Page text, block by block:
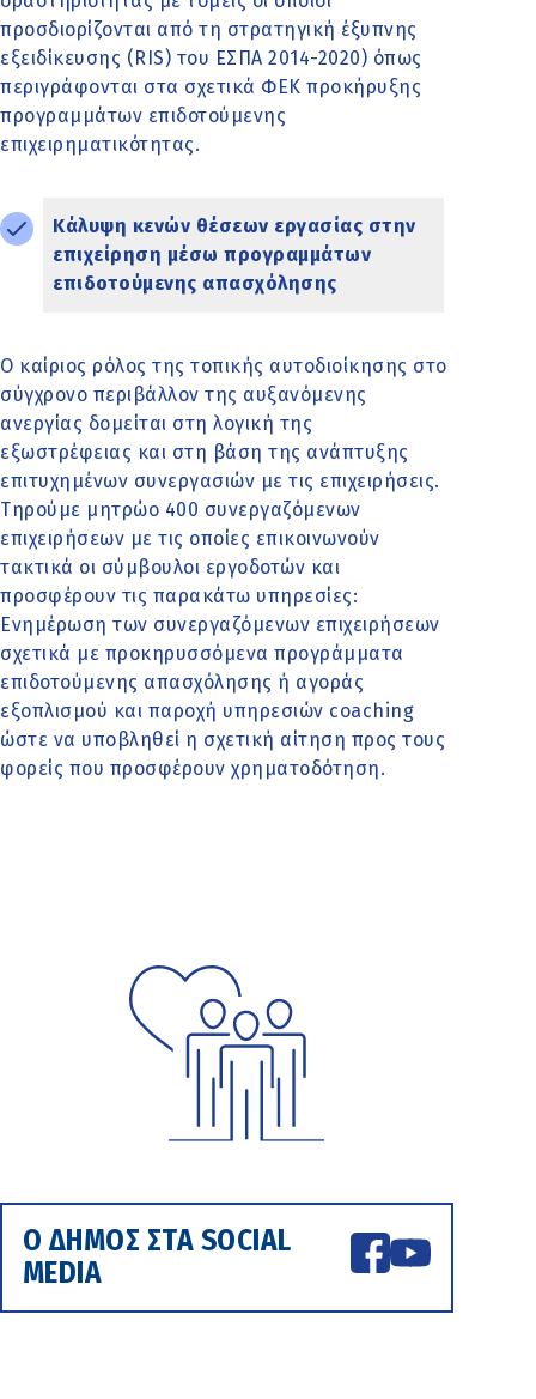
προσδιορίζονται από τη στρατηγική έξυπνης
εξειδίκευσης (RIS) του ΕΣΠΑ 2014-2020) όπως
περιγράφονται στα σχετικά ΦΕΚ προκήρυξης
προγραμμάτων επιδοτούμενης
επιχειρηματικότητας.
Κάλυψη κενών θέσεων εργασίας στην
επιχείρηση μέσω προγραμμάτων
επιδοτούμενης απασχόλησης
Ο καίριος ρόλος της τοπικής αυτοδιοίκησης στο
σύγχρονο περιβάλλον της αυξανόμενης
ανεργίας δομείται στη λογική της
εξωστρέφειας και στη βάση της ανάπτυξης
επιτυχημένων συνεργασιών με τις επιχειρήσεις.
Τηρούμε μητρώο 400 συνεργαζόμενων
επιχειρήσεων με τις οποίες επικοινωνούν
τακτικά οι σύμβουλοι εργοδοτών και
προσφέρουν τις παρακάτω υπηρεσίες:
Ενημέρωση των συνεργαζόμενων επιχειρήσεων
σχετικά με προκηρυσσόμενα προγράμματα
επιδοτούμενης απασχόλησης ή αγοράς
εξοπλισμού και παροχή υπηρεσιών coaching
ώστε να υποβληθεί η σχετική αίτηση προς τους
φορείς που προσφέρουν χρηματοδότηση.
Ο ΔΗΜΟΣ ΣΤΑ SOCIAL
MEDIA